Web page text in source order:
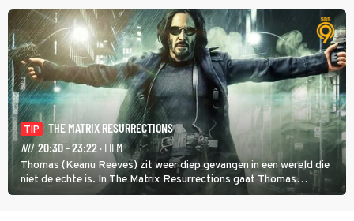
TIP
THE MATRIX RESURRECTIONS
NU 20:30 - 23:22 · FILM
Thomas (Keanu Reeves) zit weer diep gevangen in een wereld die
niet de echte is. In The Matrix Resurrections gaat Thomas
proberen uit deze schijnwereld te ontsnappen.